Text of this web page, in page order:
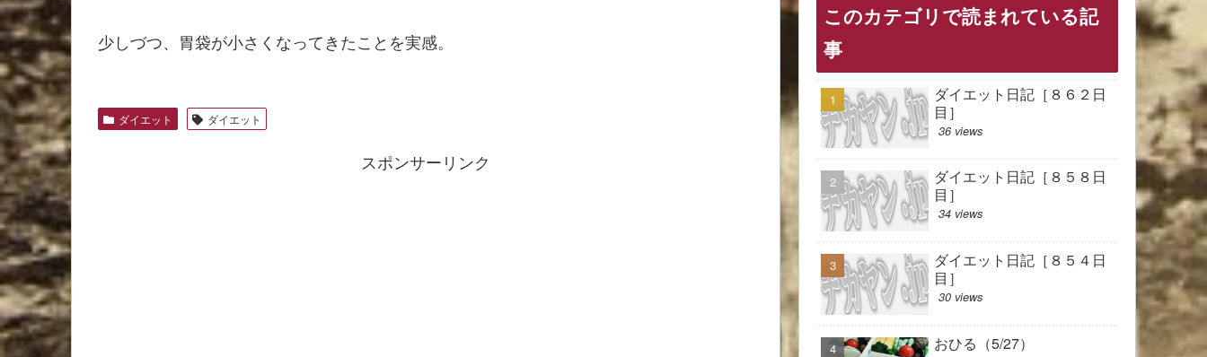
少しづつ、胃袋が小さくなってきたことを実感。
ダイエット ダイエット
スポンサーリンク
このカテゴリで読まれている記
事
ダイエット日記［８６２日
目］
36 views
ダイエット日記［８５８日
目］
34 views
ダイエット日記［８５４日
目］
30 views
おひる（5/27）